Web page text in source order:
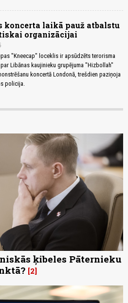
koncerta laikā pauž atbalstu
organizācijai
"Kneecap" loceklis ir apsūdzēts terorisma
Libānas kaujinieku grupējuma "Hizbollah"
koncertā Londonā, trešdien paziņoja
policija.
ķibeles Pāternieku
2